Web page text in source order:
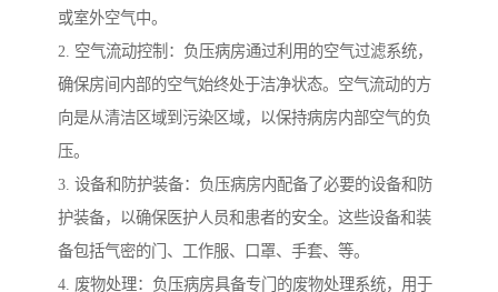
或室外空气中。
2. 空气流动控制：负压病房通过利用的空气过滤系统，
确保房间内部的空气始终处于洁净状态。空气流动的方
向是从清洁区域到污染区域，以保持病房内部空气的负
压。
3. 设备和防护装备：负压病房内配备了必要的设备和防
护装备，以确保医护人员和患者的安全。这些设备和装
备包括气密的门、工作服、口罩、手套、等。
4. 废物处理：负压病房具备专门的废物处理系统，用于